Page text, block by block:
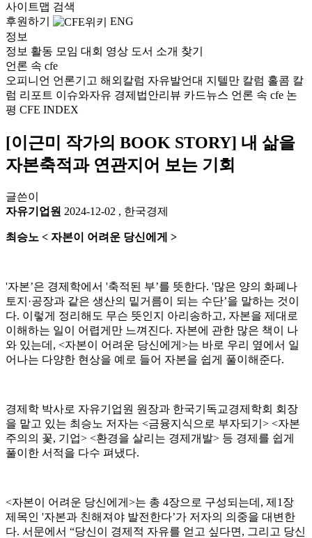
사이트맵 검색
후원하기
ENG
정보
정보 활동 모임 대회 영상 도서 소개 찾기
언론 속 cfe
오피니언 언론기고 해외칼럼 자유발언대 지텔만 칼럼 홀콤 칼
럼 리포트 이슈와자유 경제법안리뷰 카드뉴스 언론 속 cfe 논
평 CFE INDEX
[이근미 작가의 BOOK STORY] 내 삶을
자본축적과 연관지어 보는 기회
글쓴이
자유기업원 2024-12-02 , 한국경제
최승노 < 자본이 어려운 당신에게 >
'자본’은 경제학에서 '축적된 부’를 뜻한다. '많은 양의 화폐나
토지·공장과 같은 생산의 밑거름이 되는 수단’을 말하는 것이
다. 이렇게 정리해도 무슨 뜻인지 아리송하고, 자본을 제대로
이해하는 일이 어렵게만 느껴진다. 자본에 관한 많은 책이 나
와 있는데, <자본이 어려운 당신에게>는 바로 우리 옆에서 일
어나는 다양한 현상을 예로 들어 자본을 쉽게 풀이해준다.
경제학 박사로 자유기업원 원장과 한국기독교경제학회 회장
을 맡고 있는 최승노 저자는 <금융지식으로 부자되기> <자본
주의의 꽃, 기업> <환경을 살리는 경제개발> 등 경제를 쉽게
풀이한 서적을 다수 펴냈다.
<자본이 어려운 당신에게>는 총 4장으로 구성되는데, 제1장
제목인 '자본과 친해져야 발전한다’가 저자의 의중을 대변한
다. 서문에서 “당신이 경제적 자유를 얻고 싶다면, 그리고 당신